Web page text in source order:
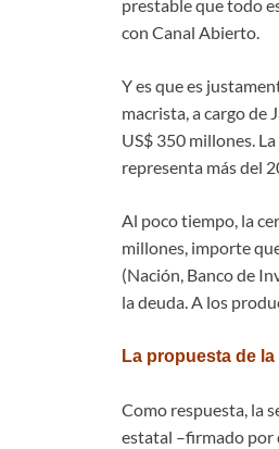
prestable que todo
con Canal Abierto.
Y es que es
macrista, a cargo de
US$ 350 millones.
representa más del
Al poco tiempo, la
millones, importe
(Nación, Banco de
la deuda. A los
La propuesta de
Como respuesta, la
estatal –firmado por